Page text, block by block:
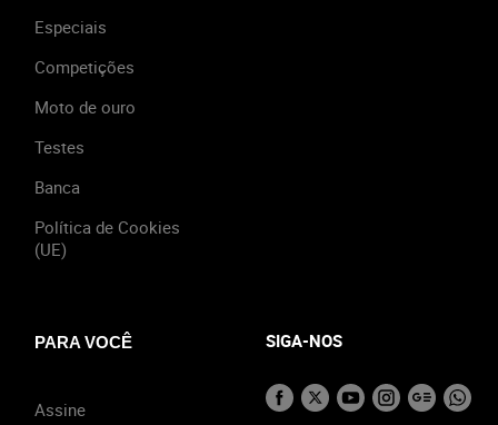
Especiais
Competições
Moto de ouro
Testes
Banca
Política de Cookies
(UE)
PARA VOCÊ
Assine
SIGA-NOS